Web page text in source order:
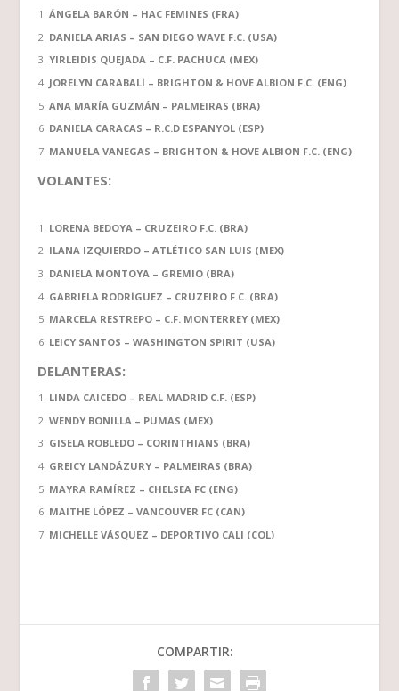
ÁNGELA BARÓN – HAC FEMINES (FRA)
DANIELA ARIAS – SAN DIEGO WAVE F.C. (USA)
YIRLEIDIS QUEJADA – C.F. PACHUCA (MEX)
JORELYN CARABALÍ – BRIGHTON & HOVE ALBION F.C. (ENG)
ANA MARÍA GUZMÁN – PALMEIRAS (BRA)
DANIELA CARACAS – R.C.D ESPANYOL (ESP)
MANUELA VANEGAS – BRIGHTON & HOVE ALBION F.C. (ENG)
VOLANTES:
LORENA BEDOYA – CRUZEIRO F.C. (BRA)
ILANA IZQUIERDO – ATLÉTICO SAN LUIS (MEX)
DANIELA MONTOYA – GREMIO (BRA)
GABRIELA RODRÍGUEZ – CRUZEIRO F.C. (BRA)
MARCELA RESTREPO – C.F. MONTERREY (MEX)
LEICY SANTOS – WASHINGTON SPIRIT (USA)
DELANTERAS:
LINDA CAICEDO – REAL MADRID C.F. (ESP)
WENDY BONILLA – PUMAS (MEX)
GISELA ROBLEDO – CORINTHIANS (BRA)
GREICY LANDÁZURY – PALMEIRAS (BRA)
MAYRA RAMÍREZ – CHELSEA FC (ENG)
MAITHE LÓPEZ – VANCOUVER FC (CAN)
MICHELLE VÁSQUEZ – DEPORTIVO CALI (COL)
COMPARTIR: